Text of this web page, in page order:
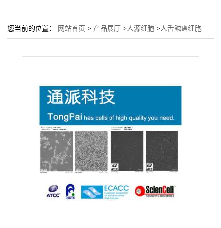
您当前的位置： 网站首页 > 产品展厅 >人源细胞 >人舌鳞癌细胞